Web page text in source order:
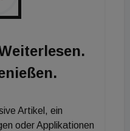
viele
in ein
aufgeschoben
sagt Christopher
Estate Germany.
konnte in
Artikel, ein
oder Applikationen